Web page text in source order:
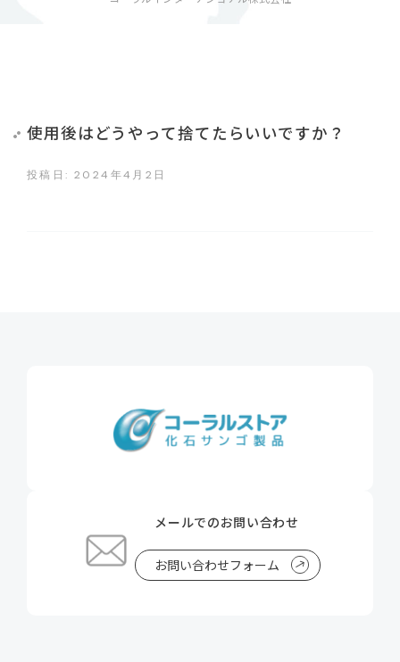
使用後はどうやって捨てたらいいですか？
投稿日: 2024年4月2日
メールでのお問い合わせ
お問い合わせフォーム